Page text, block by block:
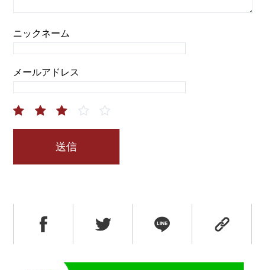
ニックネーム
メールアドレス